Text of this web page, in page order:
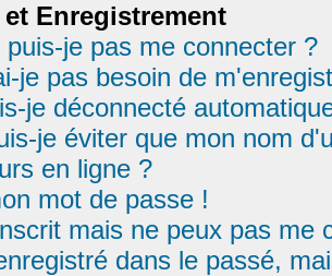
Enregistrement
puis-je pas me connecter ?
je pas besoin de
je déconnecté
je éviter que mon nom
en ligne ?
mot de passe !
mais ne peux pas me
dans le passé,